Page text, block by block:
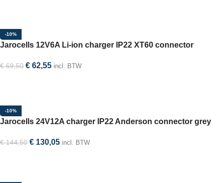
-10%
Jarocells 12V6A Li-ion charger IP22 XT60 connector
€69,50 € 62,55 incl. BTW
-10%
Jarocells 24V12A charger IP22 Anderson connector grey
€144,50 € 130,05 incl. BTW